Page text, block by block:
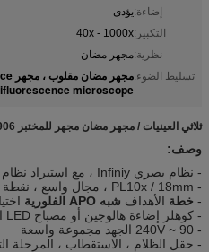
إضاءة:يؤدى
التكبير:40x - 1000x
نظرية:مجهر مضان
تسليط الضوء:مجهر مضان مقلوب ، مجهر epifluorescence
microscope
ثلاثي العينيات / مجهر مضان مجهر للمختبر A16.0906
وصف:
- نظام بصري Infiniy ، مع استيراد نظام تصفية الفلورسنت
- PL10x / 18mm ، مجال واسع ، نقطة عين عالية
- خطة الأهداف شبه APO الفلورية
- كوهلر إضاءة هالوجين أو مصباح LED اختياري
- 90 ~ 240V الجهد مجموعة واسعة
- حقل الظلام ، الاستقطاب ، المرحلة